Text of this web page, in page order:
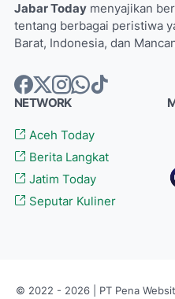
Jabar Today menyajikan
tentang berbagai peristiwa
Barat, Indonesia, dan
NETWORK
Aceh Today
Berita Langkat
Jatim Today
Seputar Kuliner
© 2022 - 2026 | PT Pena